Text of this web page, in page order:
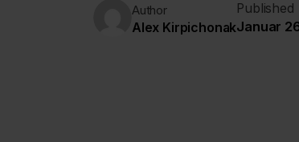
Author
Alex Kirpichonak
Published
Januar